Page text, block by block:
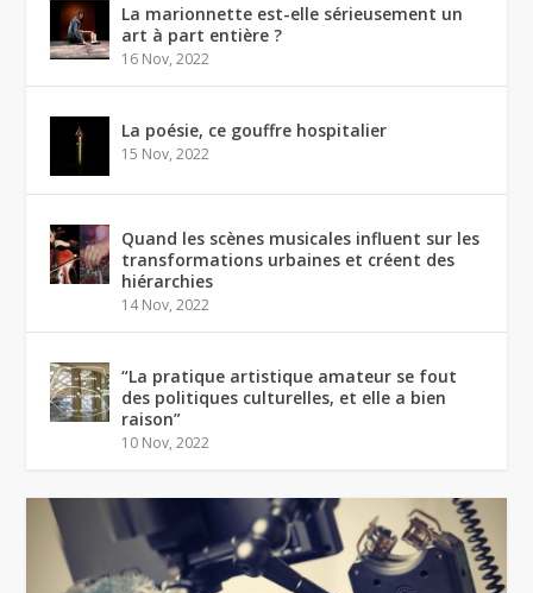
La marionnette est-elle sérieusement un
art à part entière ?
16 Nov, 2022
La poésie, ce gouffre hospitalier
15 Nov, 2022
Quand les scènes musicales influent sur les
transformations urbaines et créent des
hiérarchies
14 Nov, 2022
“La pratique artistique amateur se fout
des politiques culturelles, et elle a bien
raison”
10 Nov, 2022